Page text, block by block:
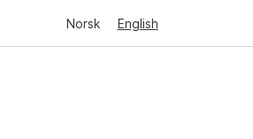
Norsk English